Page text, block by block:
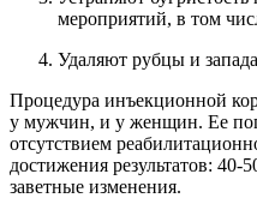
мероприятий, в том
Удаляют рубцы и
Процедура инъекционной
у мужчин, и у женщин. Ее
отсутствием
достижения результатов:
заветные изменения.